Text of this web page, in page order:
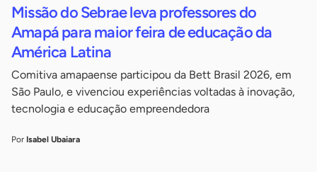
Missão do Sebrae leva professores do
Amapá para maior feira de educação da
América Latina
Comitiva amapaense participou da Bett Brasil 2026, em
São Paulo, e vivenciou experiências voltadas à inovação,
tecnologia e educação empreendedora
Por Isabel Ubaiara